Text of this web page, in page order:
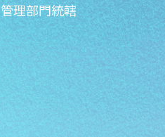
管理部門統轄